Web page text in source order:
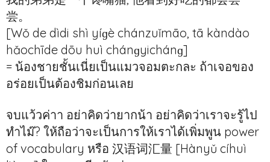
尝。
[Wǒ de dìdi shì yíɡè chánzuǐmāo, tā kàndào
hǎochīde dōu huì chánɡyichánɡ]
= น้องชายชั้นเนี่ยเป็นแมวจอมตะกละ ถ้าเจอของ
อร่อยเป็นต้องชิมก่อนเลย
จบแว้วค่าา อย่าคิดว่ายากน้า อย่าคิดว่าเราจะรู้ไป
ทำไม๊? ให้ถือว่าจะเป็นการให้เราได้เพิ่มพูน power
of vocabulary หรือ 汉语词汇量 [Hànyǔ cíhuì